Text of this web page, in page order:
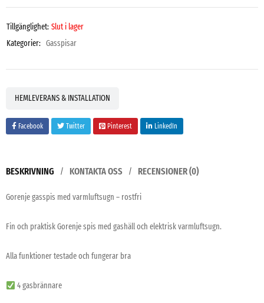
Tillgänglighet: Slut i lager
Kategorier: Gasspisar
HEMLEVERANS & INSTALLATION
Facebook Twitter Pinterest LinkedIn
BESKRIVNING KONTAKTA OSS RECENSIONER (0)
Gorenje gasspis med varmluftsugn – rostfri
Fin och praktisk Gorenje spis med gashäll och elektrisk varmluftsugn.
Alla funktioner testade och fungerar bra
4 gasbrännare